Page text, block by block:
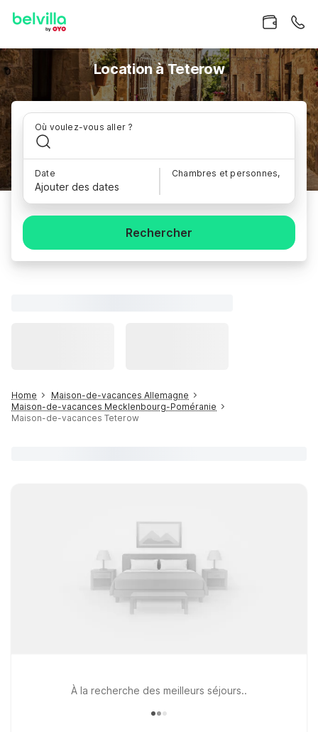
Location à Teterow
Où voulez-vous aller ?
Date
Ajouter des dates
Chambres et personnes,
Rechercher
Home
Maison-de-vacances Allemagne
Maison-de-vacances Mecklenbourg-Poméranie
Maison-de-vacances Teterow
À la recherche des meilleurs séjours..